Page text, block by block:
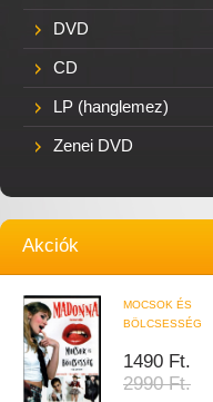
DVD
CD
LP (hanglemez)
Zenei DVD
Akciók
MOCSOK ÉS
BÖLCSESSÉG
1490 Ft.
2990 Ft.